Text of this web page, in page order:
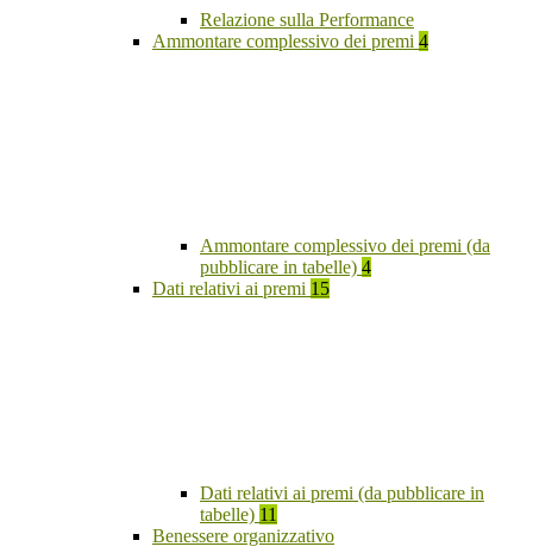
Relazione sulla Performance
Ammontare complessivo dei premi 4
Ammontare complessivo dei premi (da
pubblicare in tabelle) 4
Dati relativi ai premi 15
Dati relativi ai premi (da pubblicare in
tabelle) 11
Benessere organizzativo